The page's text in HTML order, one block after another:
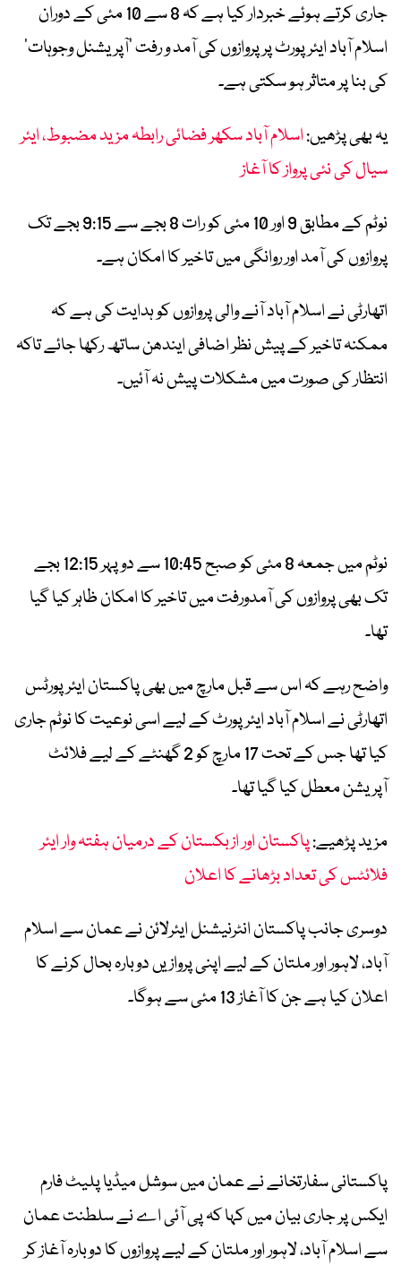
جاری کرتے ہوئے خبردار کیا ہے کہ 8 سے 10 مئی کے دوران
اسلام آباد ایئرپورٹ پر پروازوں کی آمد و رفت ’آپریشنل وجوہات‘
کی بنا پر متاثر ہو سکتی ہے۔
یہ بھی پڑھیں:اسلام آباد سکھر فضائی رابطہ مزید مضبوط، ایئر
سیال کی نئی پرواز کا آغاز
نوٹم کے مطابق 9 اور 10 مئی کو رات 8 بجے سے 9:15 بجے تک
پروازوں کی آمد اور روانگی میں تاخیر کا امکان ہے۔
اتھارٹی نے اسلام آباد آنے والی پروازوں کو ہدایت کی ہے کہ
ممکنہ تاخیر کے پیش نظر اضافی ایندھن ساتھ رکھا جائے تاکہ
انتظار کی صورت میں مشکلات پیش نہ آئیں۔
نوٹم میں جمعہ 8 مئی کو صبح 10:45 سے دوپہر 12:15 بجے
تک بھی پروازوں کی آمدورفت میں تاخیر کا امکان ظاہر کیا گیا
تھا۔
واضح رہے کہ اس سے قبل مارچ میں بھی پاکستان ایئرپورٹس
اتھارٹی نے اسلام آباد ایئرپورٹ کے لیے اسی نوعیت کا نوٹم جاری
کیا تھا جس کے تحت 17 مارچ کو 2 گھنٹے کے لیے فلائٹ
آپریشن معطل کیا گیا تھا۔
مزید پڑھیے:پاکستان اور ازبکستان کے درمیان ہفتہ وار ایئر
فلائٹس کی تعداد بڑھانے کا اعلان
دوسری جانب پاکستان انٹرنیشنل ایئرلائن نے عمان سے اسلام
آباد، لاہور اور ملتان کے لیے اپنی پروازیں دوبارہ بحال کرنے کا
اعلان کیا ہے جن کا آغاز 13 مئی سے ہوگا۔
پاکستانی سفارتخانے نے عمان میں سوشل میڈیا پلیٹ فارم
ایکس پر جاری بیان میں کہا کہ پی آئی اے نے سلطنت عمان
سے اسلام آباد، لاہور اور ملتان کے لیے پروازوں کا دوبارہ آغاز کر